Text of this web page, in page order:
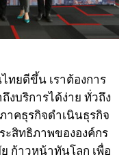
ทยดีขึ้น เราต้องการ
บริการได้ง่าย ทั่วถึง
าคธุรกิจดำเนินธุรกิจ
ะสิทธิภาพขององค์กร
ก้าวหน้าทันโลก เพื่อ